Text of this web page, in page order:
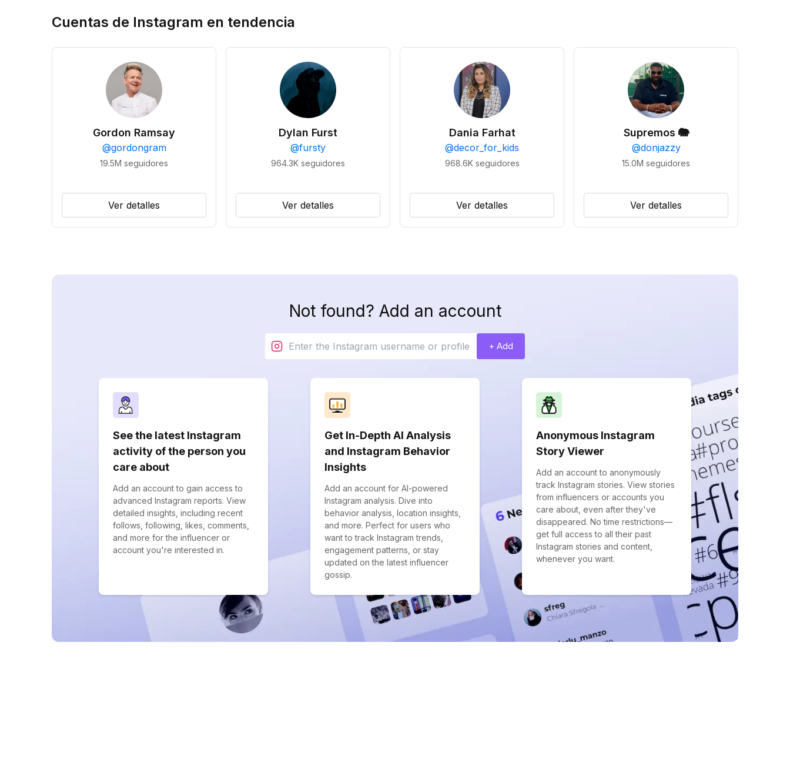
Cuentas de Instagram en tendencia
Gordon Ramsay
@gordongram
19.5M seguidores
Ver detalles
Dylan Furst
@fursty
964.3K seguidores
Ver detalles
Dania Farhat
@decor_for_kids
968.6K seguidores
Ver detalles
Supremos 🐘
@donjazzy
15.0M seguidores
Ver detalles
Not found? Add an account
+ Add
See the latest Instagram
activity of the person you
care about
Add an account to gain access to
advanced Instagram reports. View
detailed insights, including recent
follows, following, likes, comments,
and more for the influencer or
account you're interested in.
Get In-Depth AI Analysis
and Instagram Behavior
Insights
Add an account for AI-powered
Instagram analysis. Dive into
behavior analysis, location insights,
and more. Perfect for users who
want to track Instagram trends,
engagement patterns, or stay
updated on the latest influencer
gossip.
Anonymous Instagram
Story Viewer
Add an account to anonymously
track Instagram stories. View stories
from influencers or accounts you
care about, even after they've
disappeared. No time restrictions—
get full access to all their past
Instagram stories and content,
whenever you want.